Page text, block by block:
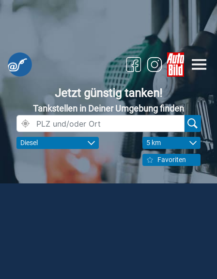
Jetzt günstig tanken!
Tankstellen in Deiner Umgebung finden
Diesel 5 km
Favoriten